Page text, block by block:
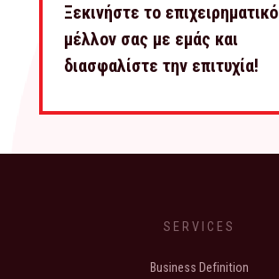
Ξεκινήστε το επιχειρηματικό
μέλλον σας με εμάς και
διασφαλίστε την επιτυχία!
SERVICES
Business Definition